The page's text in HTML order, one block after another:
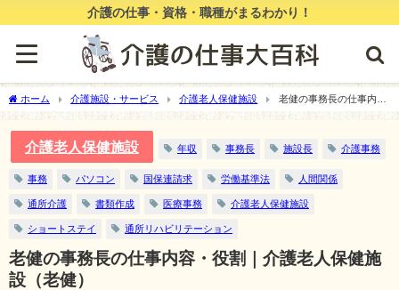
介護の仕事・資格・職種がまるわかり！
ホーム 介護施設・サービス 介護老人保健施設
老健の事務長の仕事内
容・役割｜介護老人保健施設（老健）
介護老人保健施設 年収 事務長 施設長 介護事務
事務 パソコン 国保連請求 労働基準法 人間関係
通所介護 書類作成 医療事務 介護老人保健施設
ショートステイ 通所リハビリテーション
老健の事務長の仕事内容・役割｜介護老人保健施
設（老健）